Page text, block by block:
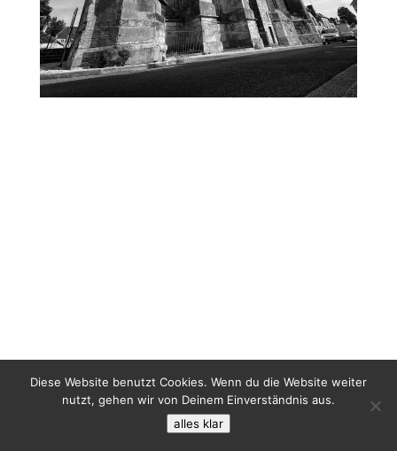
Diese Website benutzt Cookies. Wenn du die Website weiter
nutzt, gehen wir von Deinem Einverständnis aus.
alles klar